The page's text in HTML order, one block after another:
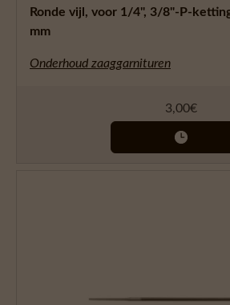
Ronde vijl, voor 1/4", 3/8"-P-
mm
Onderhoud zaaggarnituren
3,00€